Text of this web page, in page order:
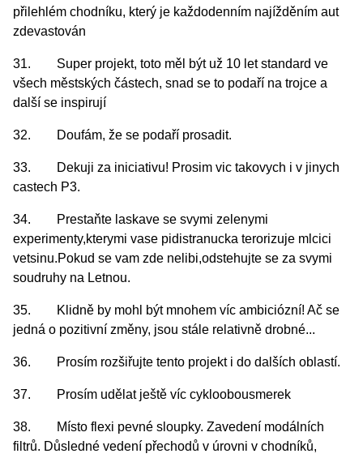
přilehlém chodníku, který je každodenním najížděním aut
zdevastován
31. Super projekt, toto měl být už 10 let standard ve
všech městských částech, snad se to podaří na trojce a
další se inspirují
32. Doufám, že se podaří prosadit.
33. Dekuji za iniciativu! Prosim vic takovych i v jinych
castech P3.
34. Prestaňte laskave se svymi zelenymi
experimenty,kterymi vase pidistranucka terorizuje mlcici
vetsinu.Pokud se vam zde nelibi,odstehujte se za svymi
soudruhy na Letnou.
35. Klidně by mohl být mnohem víc ambiciózní! Ač se
jedná o pozitivní změny, jsou stále relativně drobné...
36. Prosím rozšiřujte tento projekt i do dalších oblastí.
37. Prosím udělat ještě víc cykloobousmerek
38. Místo flexi pevné sloupky. Zavedení modálních
filtrů. Důsledné vedení přechodů v úrovni v chodníků,